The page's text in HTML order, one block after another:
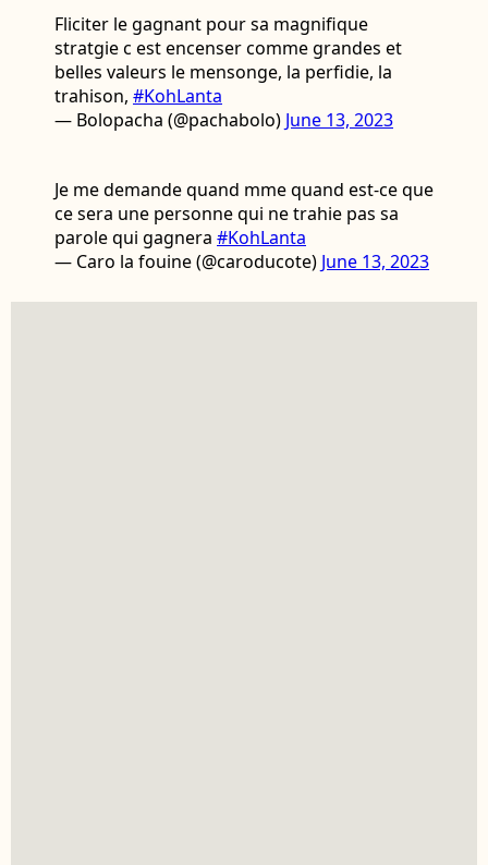
Fliciter le gagnant pour sa magnifique
stratgie c est encenser comme grandes et
belles valeurs le mensonge, la perfidie, la
trahison, #KohLanta
— Bolopacha (@pachabolo) June 13, 2023
Je me demande quand mme quand est-ce que
ce sera une personne qui ne trahie pas sa
parole qui gagnera #KohLanta
— Caro la fouine (@caroducote) June 13, 2023